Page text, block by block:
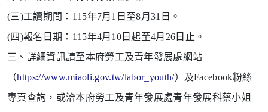
(三)工讀期間：115年7月1日至8月31日。
(四)報名日期：115年4月10日起至4月26日止。
三、詳細資訊請至本府勞工及青年發展處網站
（https://www.miaoli.gov.tw/labor_youth/）及Facebook粉絲
專頁查詢，或洽本府勞工及青年發展處青年發展科蔡小姐